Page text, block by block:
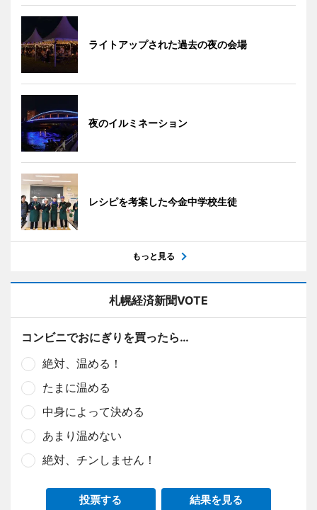
ライトアップされた過去の夜の会場
夜のイルミネーション
レシピを考案した今金中学校生徒
もっと見る
札幌経済新聞VOTE
コンビニでおにぎりを買ったら…
絶対、温める！
たまに温める
中身によって決める
あまり温めない
絶対、チンしません！
投票する 結果を見る